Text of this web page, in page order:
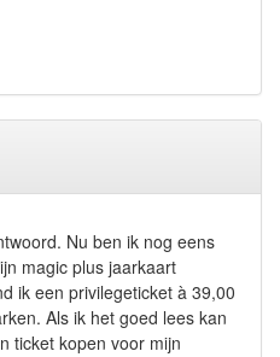
Nu ben ik nog eens
magic plus jaarkaart
ik een privilegeticket à 39,00
Als ik het goed lees kan
ticket kopen voor mijn